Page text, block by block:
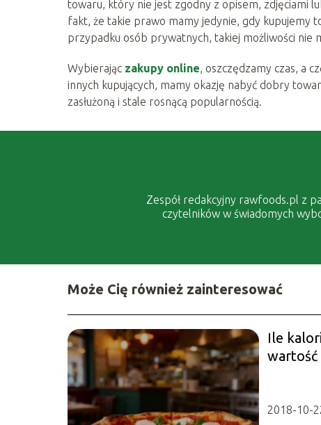
towaru, który nie jest zgodny z opisem, zdjęciami
fakt, że takie prawo mamy jedynie, gdy kupujemy
przypadku osób prywatnych, takiej możliwości nie
Wybierając zakupy online, oszczędzamy czas, a
innych kupujących, mamy okazję nabyć dobry
zasłużoną i stale rosnącą popularnością.
Zespół redakcyjny rawfoods.pl z
czytelników w świadomych
Może Cię również zainteresować
Ile
wartość
2018-10-